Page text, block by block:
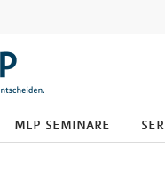
mlp seminare